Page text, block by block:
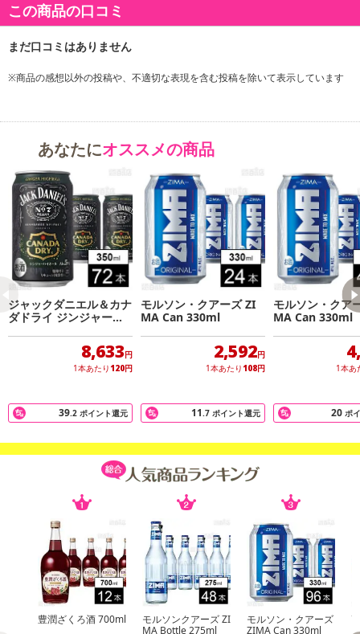
商品詳細
た。
・原材料/材質/素材：果汁(オレンジ、りんご、パインアップル、も
も、バナナ)、ウォッカ、乳製品、糖類（国内製造）／炭酸、香料、
酸味料、安定剤(大豆多糖類)、ベニバナ色素、ビタミンC
・アレルギー表示：【7品目】乳 【21品目】オレンジ、バナナ、
大豆、もも、りんご
・アルコール度数：3度
・注意事項：輸送中の破損防止のため、取り出し口にテープ留めを
行っております。予めご了承ください。
注意事項
【賞味・消費期限のある商品について】
※お申込み後のキャンセルはお受けできません。
記載されている内容を必ずご確認いただき、お届けする商品セット
にご納得いただきましたうえでお申し込みください。
※パッケージ変更や商品リニューアル（成分など含む）等により、
参考の掲載画像や画像内のバーコードなど、お届け商品と多少異な
る場合がございます。
また、[新たな加工食品の原料原産地表示制度]の経過措置期間の終
了により、商品詳細内に記載の原産国・原材料の表記が旧表記の場
合がございます。
あらかじめご了承いただいた上でお申込みください。なお、本理由
この商品の口コミ
※商品の感想以外の投稿や、不適切な表現を含む投稿を除いて表示しています
あなたにオススメの商品
ジャックダニエル＆カナ
ダドライ ジンジャーハ
8,633円
1本あたり 120円
39.2 ポイント還元
モルソン・クアーズ ZI
MA Can 330ml
2,592円
1本あたり 108円
11.7 ポイント還元
モルソン・クア
MA Can 330ml
1本あ
20 ポ
豊潤ざくろ酒 700ml
モルソンクアーズ ZI
MA Bottle 275ml
モルソン・クアーズ
ZIMA Can 330ml